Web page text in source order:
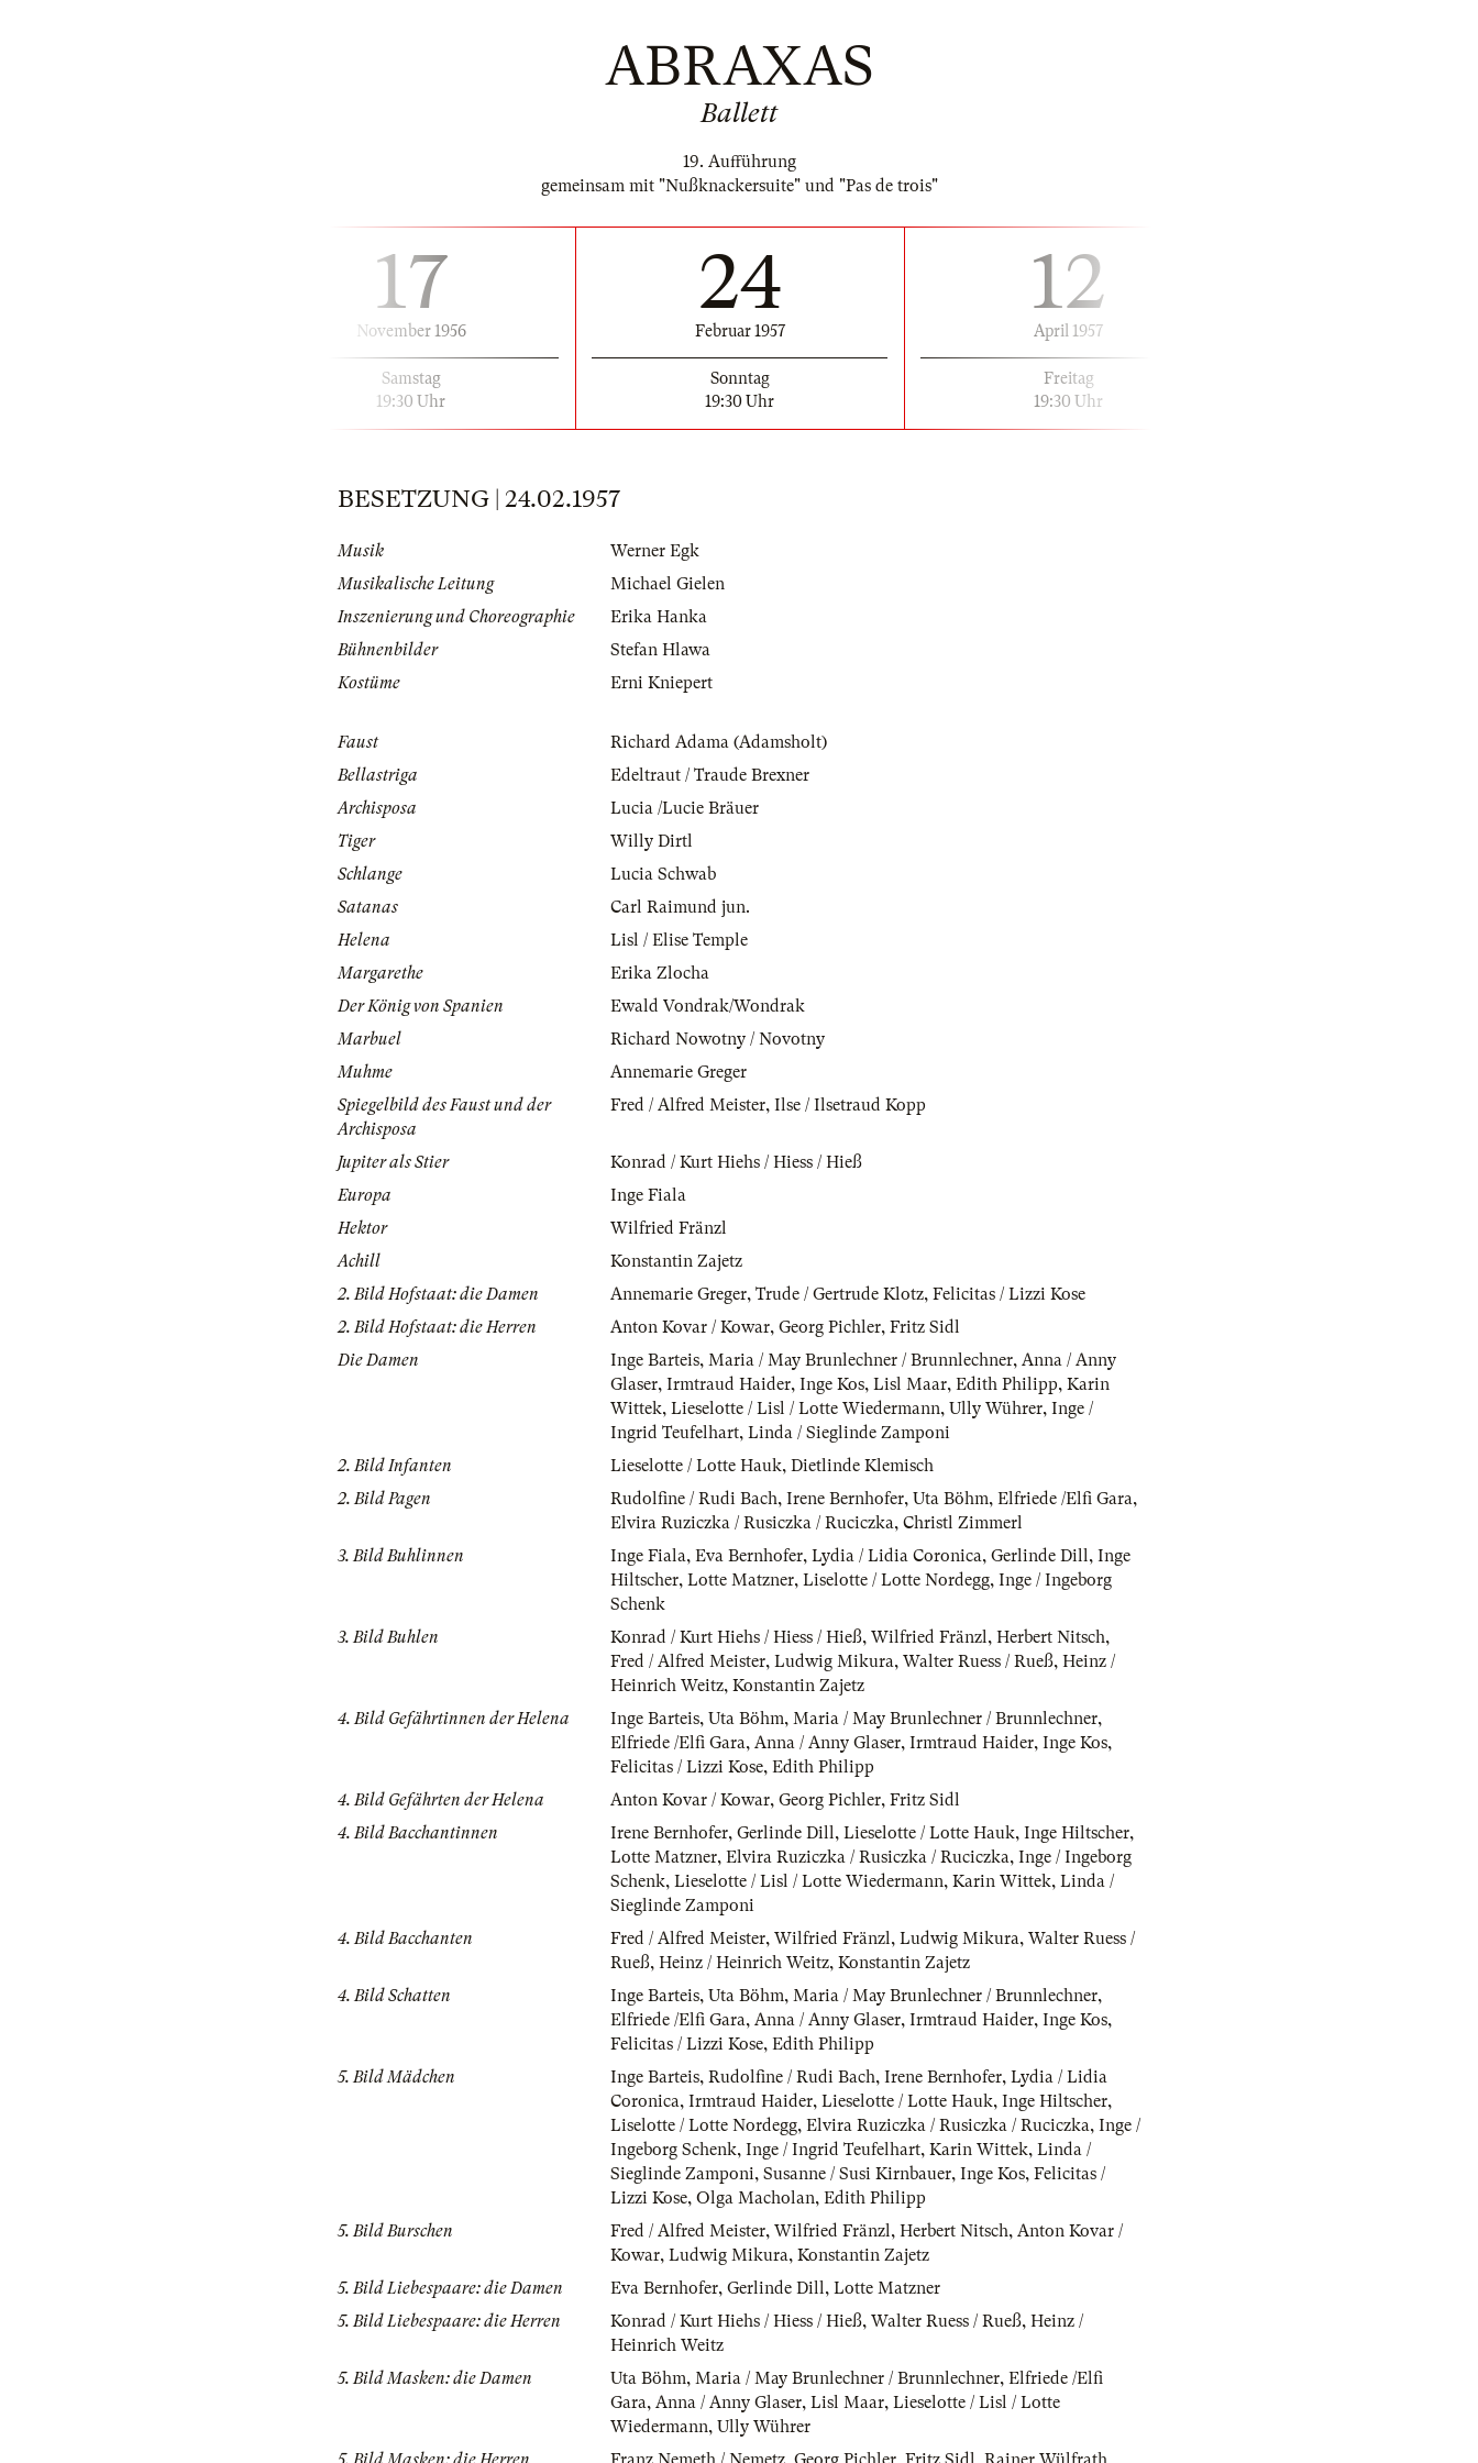
ABRAXAS
Ballett
19. Aufführung
gemeinsam mit "Nußknackersuite" und "Pas de trois"
17
November 1956
Samstag
19:30 Uhr
24
Februar 1957
Sonntag
19:30 Uhr
12
April 1957
Freitag
19:30 Uhr
BESETZUNG | 24.02.1957
Musik
Werner Egk
Musikalische Leitung
Michael Gielen
Inszenierung und Choreographie
Erika Hanka
Bühnenbilder
Stefan Hlawa
Kostüme
Erni Kniepert
Faust
Richard Adama (Adamsholt)
Bellastriga
Edeltraut / Traude Brexner
Archisposa
Lucia /Lucie Bräuer
Tiger
Willy Dirtl
Schlange
Lucia Schwab
Satanas
Carl Raimund jun.
Helena
Lisl / Elise Temple
Margarethe
Erika Zlocha
Der König von Spanien
Ewald Vondrak/Wondrak
Marbuel
Richard Nowotny / Novotny
Muhme
Annemarie Greger
Spiegelbild des Faust und der
Archisposa
Fred / Alfred Meister, Ilse / Ilsetraud Kopp
Jupiter als Stier
Konrad / Kurt Hiehs / Hiess / Hieß
Europa
Inge Fiala
Hektor
Wilfried Fränzl
Achill
Konstantin Zajetz
2. Bild Hofstaat: die Damen
Annemarie Greger, Trude / Gertrude Klotz, Felicitas / Lizzi Kose
2. Bild Hofstaat: die Herren
Anton Kovar / Kowar, Georg Pichler, Fritz Sidl
Die Damen
Inge Barteis, Maria / May Brunlechner / Brunnlechner, Anna / Anny
Glaser, Irmtraud Haider, Inge Kos, Lisl Maar, Edith Philipp, Karin
Wittek, Lieselotte / Lisl / Lotte Wiedermann, Ully Wührer, Inge /
Ingrid Teufelhart, Linda / Sieglinde Zamponi
2. Bild Infanten
Lieselotte / Lotte Hauk, Dietlinde Klemisch
2. Bild Pagen
Rudolfine / Rudi Bach, Irene Bernhofer, Uta Böhm, Elfriede /Elfi Gara,
Elvira Ruziczka / Rusiczka / Ruciczka, Christl Zimmerl
3. Bild Buhlinnen
Inge Fiala, Eva Bernhofer, Lydia / Lidia Coronica, Gerlinde Dill, Inge
Hiltscher, Lotte Matzner, Liselotte / Lotte Nordegg, Inge / Ingeborg
Schenk
3. Bild Buhlen
Konrad / Kurt Hiehs / Hiess / Hieß, Wilfried Fränzl, Herbert Nitsch,
Fred / Alfred Meister, Ludwig Mikura, Walter Ruess / Rueß, Heinz /
Heinrich Weitz, Konstantin Zajetz
4. Bild Gefährtinnen der Helena
Inge Barteis, Uta Böhm, Maria / May Brunlechner / Brunnlechner,
Elfriede /Elfi Gara, Anna / Anny Glaser, Irmtraud Haider, Inge Kos,
Felicitas / Lizzi Kose, Edith Philipp
4. Bild Gefährten der Helena
Anton Kovar / Kowar, Georg Pichler, Fritz Sidl
4. Bild Bacchantinnen
Irene Bernhofer, Gerlinde Dill, Lieselotte / Lotte Hauk, Inge Hiltscher,
Lotte Matzner, Elvira Ruziczka / Rusiczka / Ruciczka, Inge / Ingeborg
Schenk, Lieselotte / Lisl / Lotte Wiedermann, Karin Wittek, Linda /
Sieglinde Zamponi
4. Bild Bacchanten
Fred / Alfred Meister, Wilfried Fränzl, Ludwig Mikura, Walter Ruess /
Rueß, Heinz / Heinrich Weitz, Konstantin Zajetz
4. Bild Schatten
Inge Barteis, Uta Böhm, Maria / May Brunlechner / Brunnlechner,
Elfriede /Elfi Gara, Anna / Anny Glaser, Irmtraud Haider, Inge Kos,
Felicitas / Lizzi Kose, Edith Philipp
5. Bild Mädchen
Inge Barteis, Rudolfine / Rudi Bach, Irene Bernhofer, Lydia / Lidia
Coronica, Irmtraud Haider, Lieselotte / Lotte Hauk, Inge Hiltscher,
Liselotte / Lotte Nordegg, Elvira Ruziczka / Rusiczka / Ruciczka, Inge /
Ingeborg Schenk, Inge / Ingrid Teufelhart, Karin Wittek, Linda /
Sieglinde Zamponi, Susanne / Susi Kirnbauer, Inge Kos, Felicitas /
Lizzi Kose, Olga Macholan, Edith Philipp
5. Bild Burschen
Fred / Alfred Meister, Wilfried Fränzl, Herbert Nitsch, Anton Kovar /
Kowar, Ludwig Mikura, Konstantin Zajetz
5. Bild Liebespaare: die Damen
Eva Bernhofer, Gerlinde Dill, Lotte Matzner
5. Bild Liebespaare: die Herren
Konrad / Kurt Hiehs / Hiess / Hieß, Walter Ruess / Rueß, Heinz /
Heinrich Weitz
5. Bild Masken: die Damen
Uta Böhm, Maria / May Brunlechner / Brunnlechner, Elfriede /Elfi
Gara, Anna / Anny Glaser, Lisl Maar, Lieselotte / Lisl / Lotte
Wiedermann, Ully Wührer